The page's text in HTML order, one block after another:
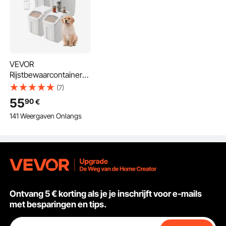
VEVOR
Rijstbewaarcontainers
Hondenvoerdispenser
4 stuks 2 x 15 L / /20 L
x 2 Containers voor
Keuken Ingrediënten
Luchtdichte Deksel
(7)
5590€
141 Weergaven Onlangs
Ontvang 5 € korting als je je inschrijft voor e-mails
met besparingen en tips.